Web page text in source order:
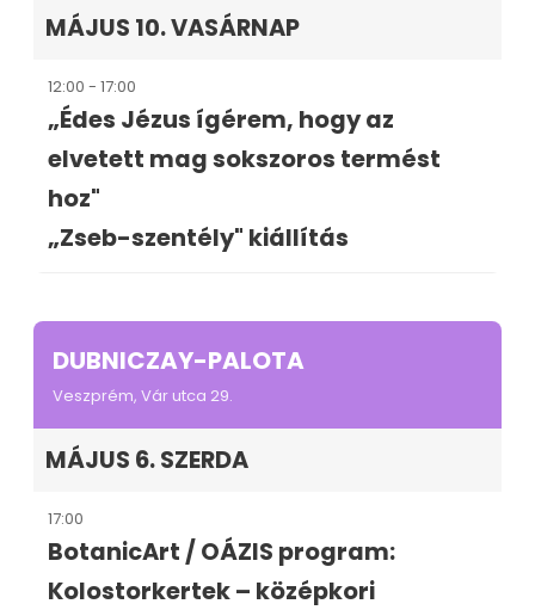
MÁJUS 10. VASÁRNAP
12:00 - 17:00
„Édes Jézus ígérem, hogy az
elvetett mag sokszoros termést
hoz"
„Zseb-szentély" kiállítás
DUBNICZAY-PALOTA
Veszprém, Vár utca 29.
MÁJUS 6. SZERDA
17:00
BotanicArt / OÁZIS program:
Kolostorkertek – középkori